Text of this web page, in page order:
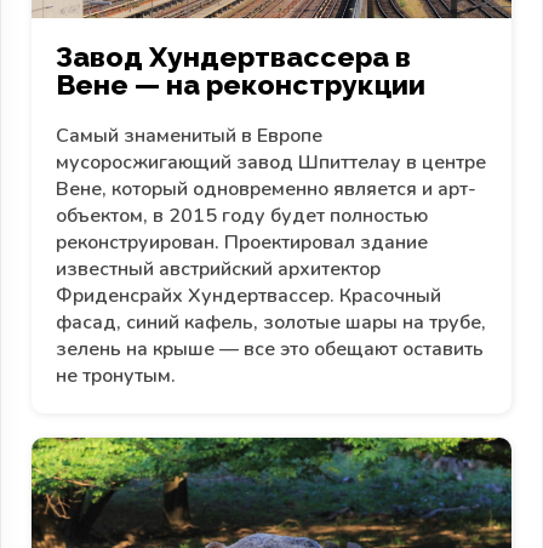
Завод Хундертвассера в
Вене — на реконструкции
Самый знаменитый в Европе
мусоросжигающий завод Шпиттелау в центре
Вене, который одновременно является и арт-
объектом, в 2015 году будет полностью
реконструирован. Проектировал здание
известный австрийский архитектор
Фриденсрайх Хундертвассер. Красочный
фасад, синий кафель, золотые шары на трубе,
зелень на крыше — все это обещают оставить
не тронутым.